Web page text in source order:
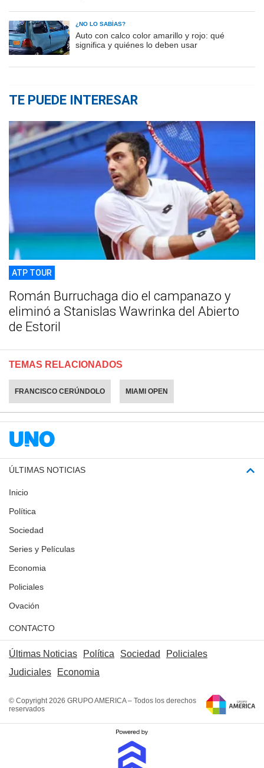
¿NO LO SABÍAS?
Auto con calco color amarillo y rojo: qué
significa y quiénes lo deben usar
TE PUEDE INTERESAR
ATP TOUR
Román Burruchaga dio el campanazo y
eliminó a Stanislas Wawrinka del Abierto
de Estoril
TEMAS RELACIONADOS
FRANCISCO CERÚNDOLO MIAMI OPEN
ÚLTIMAS NOTICIAS
Inicio
Política
Sociedad
Series y Películas
Economia
Policiales
Ovación
CONTACTO
Últimas Noticias Política Sociedad
Policiales
Judiciales
Economia
© Copyright 2026 GRUPO AMERICA – Todos los derechos
reservados